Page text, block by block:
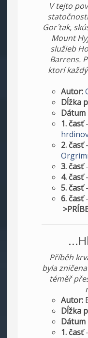
V tejto
Gor´tak,
Mount
služieb
Barrens.
ktorí
Autor:
Dĺžka
Dátum
1. časť-
2. časť-
3. časť-
4. časť-
5. časť-
6. časť-
Příběh
byla
téměř
Autor:
Dĺžka
Dátum
1. časť-